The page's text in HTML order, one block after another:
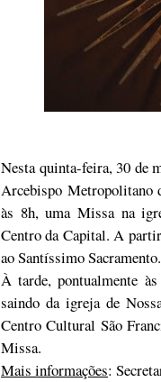
Nesta quinta-feira, 30 de
Arcebispo Metropolitano
às 8h, uma Missa na
Centro da Capital. A
ao Santíssimo Sacramento.
À tarde, pontualmente
saindo da igreja de
Centro Cultural São
Missa.
Mais informações: